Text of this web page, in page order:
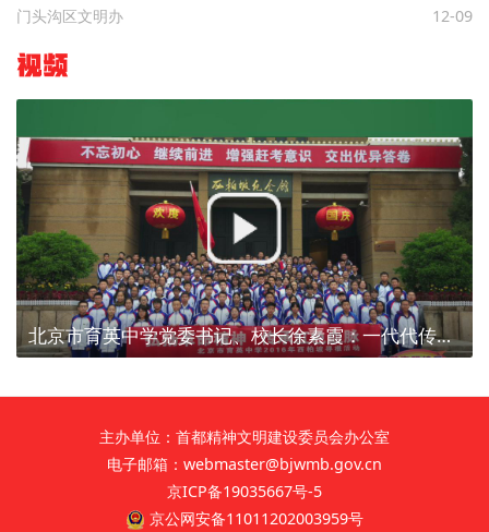
门头沟区文明办 12-09
视频
北京市育英中学党委书记、校长徐素霞：一代代传承西柏坡精神
主办单位：首都精神文明建设委员会办公室
电子邮箱：webmaster@bjwmb.gov.cn
京ICP备19035667号-5
京公网安备11011202003959号